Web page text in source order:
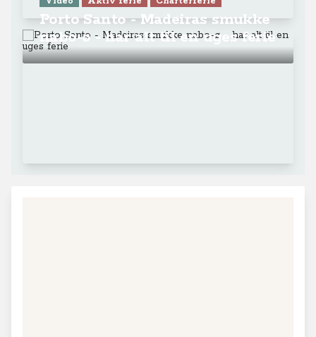
Porto Santo - Madeiras smukke
nabo-ø - har alt til en uges ferie